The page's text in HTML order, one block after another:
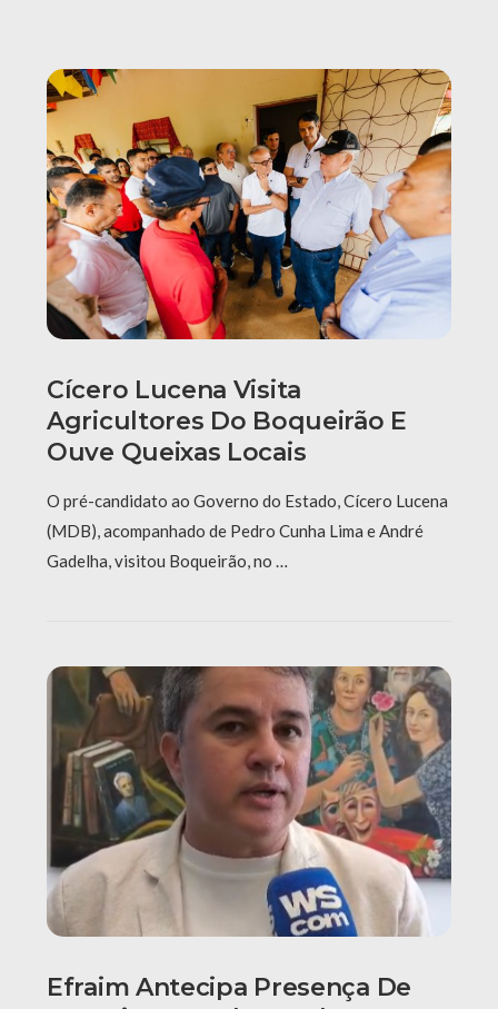
Cícero Lucena Visita
Agricultores Do Boqueirão E
Ouve Queixas Locais
O pré-candidato ao Governo do Estado, Cícero Lucena
(MDB), acompanhado de Pedro Cunha Lima e André
Gadelha, visitou Boqueirão, no …
Efraim Antecipa Presença De